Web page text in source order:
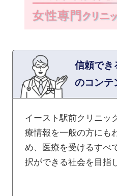
信頼でき
のコンテ
イースト駅前クリニッ
療情報を一般の方にも
め、医療を受けるすべ
択ができる社会を目指